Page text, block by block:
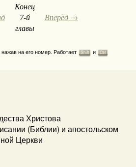
Конец
7-й
главы
Вперёд →
на его номер. Работает Shift и Ctrl
Христова
(Библии) и апостольском
Церкви